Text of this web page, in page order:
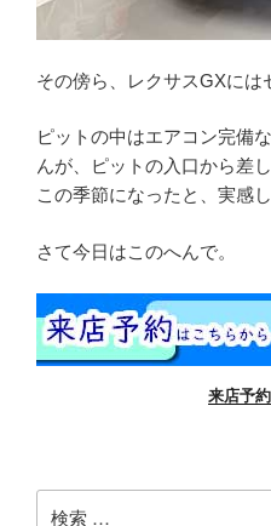
その傍ら、レクサスGXには
ピットの中はエアコン完備
んが、ピットの入口から差
この季節になったと、実感し
さて今日はこのへんで。
来店予